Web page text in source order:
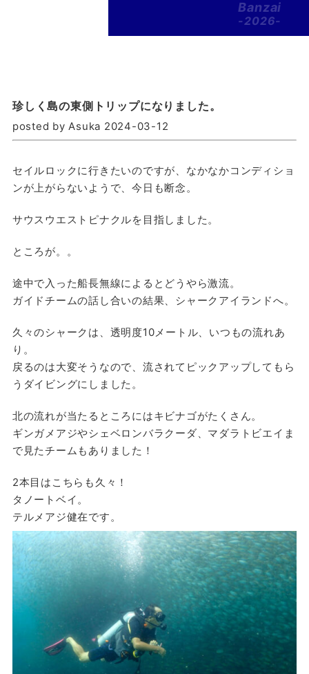
Banzai
-2026-
珍しく島の東側トリップになりました。
posted by Asuka 2024-03-12
セイルロックに行きたいのですが、なかなかコンディショ
ンが上がらないようで、今日も断念。
サウスウエストピナクルを目指しました。
ところが。。
途中で入った船長無線によるとどうやら激流。
ガイドチームの話し合いの結果、シャークアイランドへ。
久々のシャークは、透明度10メートル、いつもの流れあ
り。
戻るのは大変そうなので、流されてピックアップしてもら
うダイビングにしました。
北の流れが当たるところにはキビナゴがたくさん。
ギンガメアジやシェベロンバラクーダ、マダラトビエイま
で見たチームもありました！
2本目はこちらも久々！
タノートベイ。
テルメアジ健在です。